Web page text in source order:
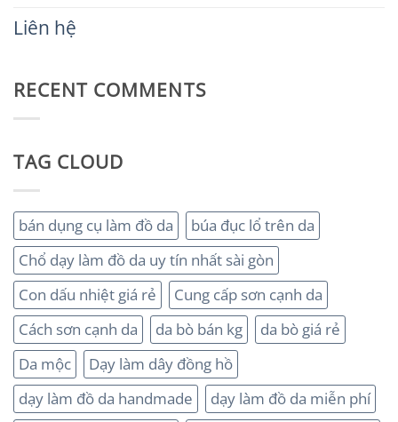
Liên hệ
RECENT COMMENTS
TAG CLOUD
bán dụng cụ làm đồ da
búa đục lổ trên da
Chổ dạy làm đồ da uy tín nhất sài gòn
Con dấu nhiệt giá rẻ
Cung cấp sơn cạnh da
Cách sơn cạnh da
da bò bán kg
da bò giá rẻ
Da mộc
Dạy làm dây đồng hồ
dạy làm đồ da handmade
dạy làm đồ da miễn phí